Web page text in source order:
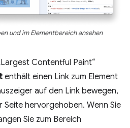
und im Elementbereich ansehen
Contentful Paint“
enthält einen Link zum Element
auf den Link bewegen,
Seite hervorgehoben. Wenn Sie
Sie zum Bereich